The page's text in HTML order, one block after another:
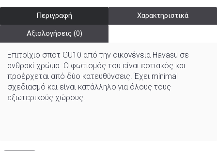
Περιγραφή Χαρακτηριστικά
Αξιολογήσεις (0)
Επιτοίχιο σποτ GU10 από την οικογένεια Havasu σε
ανθρακί χρώμα. Ο φωτισμός του είναι εστιακός και
προέρχεται από δύο κατευθύνσεις. Έχει minimal
σχεδιασμό και είναι κατάλληλο για όλους τους
εξωτερικούς χώρους.